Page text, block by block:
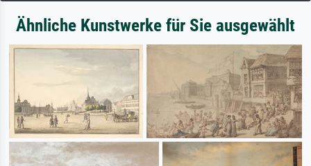
Ähnliche Kunstwerke für Sie ausgewählt